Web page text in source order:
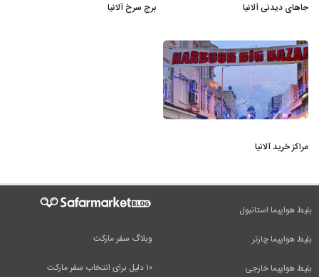
جاهای دیدنی آلانیا برج سرخ آلانیا
مراکز خرید آلانیا
وبلاگ سفر مارکت
۱۰ دلیل برای انتخاب سفر مارکت
بلیط هواپیما استانبول
بلیط هواپیما چارتر
بلیط هواپیما خارجی